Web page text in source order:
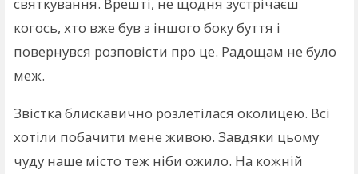
когось, хто вже був з іншого боку буття і
повернувся розповісти про це. Радощам не було
меж.
Звістка блискавично розлетілася околицею. Всі
хотіли побачити мене живою. Завдяки цьому
чуду наше місто теж ніби ожило. На кожній